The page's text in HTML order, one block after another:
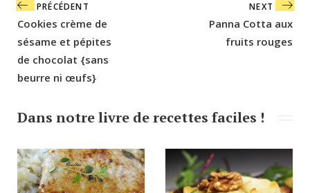
Navigation
de
l’article
PRÉCÉDENT
Cookies crème de
sésame et pépites
de chocolat {sans
beurre ni œufs}
NEXT
Panna Cotta aux
fruits rouges
Dans notre livre de recettes faciles !